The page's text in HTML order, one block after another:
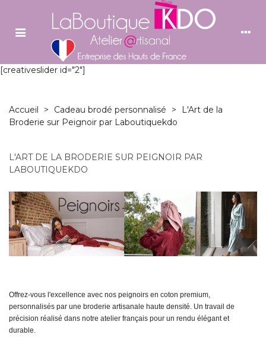
[creativeslider id="2"]
Accueil > Cadeau brodé personnalisé >
L'Art de la
Broderie sur Peignoir par Laboutiquekdo
L'ART DE LA BRODERIE SUR PEIGNOIR PAR
LABOUTIQUEKDO
Offrez-vous l'excellence avec nos peignoirs en coton premium,
personnalisés par une broderie artisanale haute densité. Un travail de
précision réalisé dans notre atelier français pour un rendu élégant et
durable.